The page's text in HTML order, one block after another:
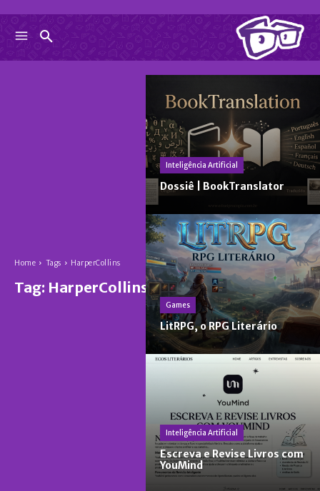
Home Tags HarperCollins
Tag: HarperCollins
Inteligência Artificial
Dossiê | BookTranslator
Games
LitRPG, o RPG Literário
Inteligência Artificial
Escreva e Revise Livros com
YouMind